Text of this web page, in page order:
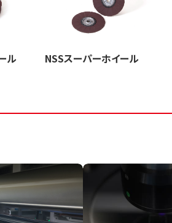
ル NSSスーパーホイール